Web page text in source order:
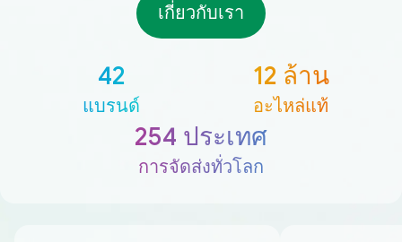
เกี่ยวกับเรา
42
แบรนด์
12 ล้าน
อะไหล่แท้
254 ประเทศ
การจัดส่งทั่วโลก